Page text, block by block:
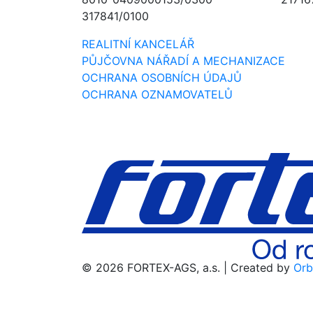
317841/0100
REALITNÍ KANCELÁŘ
PŮJČOVNA NÁŘADÍ A MECHANIZACE
OCHRANA OSOBNÍCH ÚDAJŮ
OCHRANA OZNAMOVATELŮ
© 2026 FORTEX-AGS, a.s. | Created by